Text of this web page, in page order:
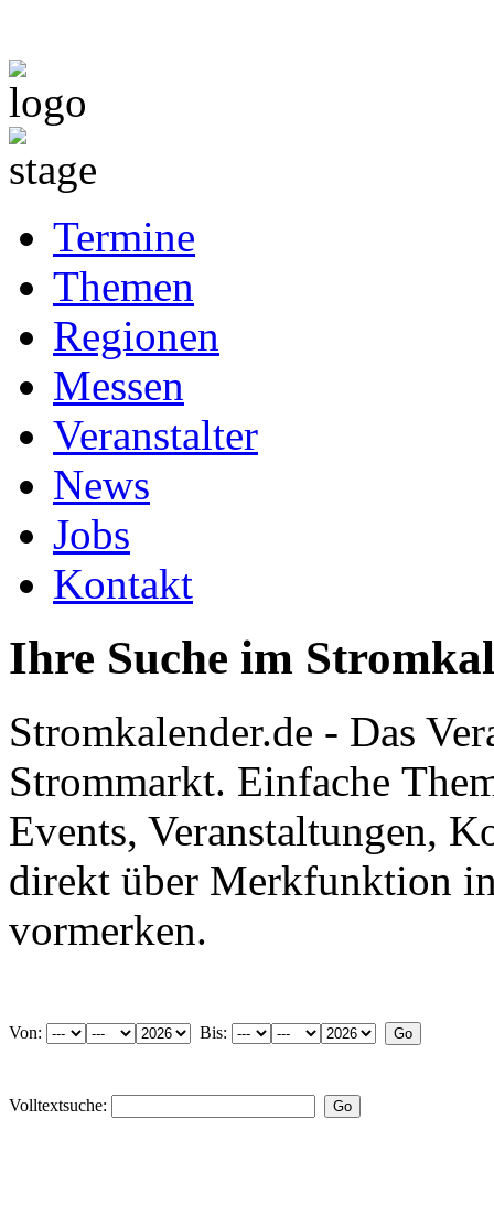
Termine
Themen
Regionen
Messen
Veranstalter
News
Jobs
Kontakt
Ihre Suche im
Stromkalender.de - Das
Strommarkt. Einfache
Events, Veranstaltungen,
direkt über Merkfunktion
vormerken.
Von: Bis:
Volltextsuche: